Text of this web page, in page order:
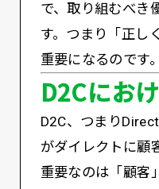
で、取り組むべき
す。つまり「正し
重要になるのです。
D2Cにお
D2C、つまり
がダイレクトに顧
重要なのは「顧客